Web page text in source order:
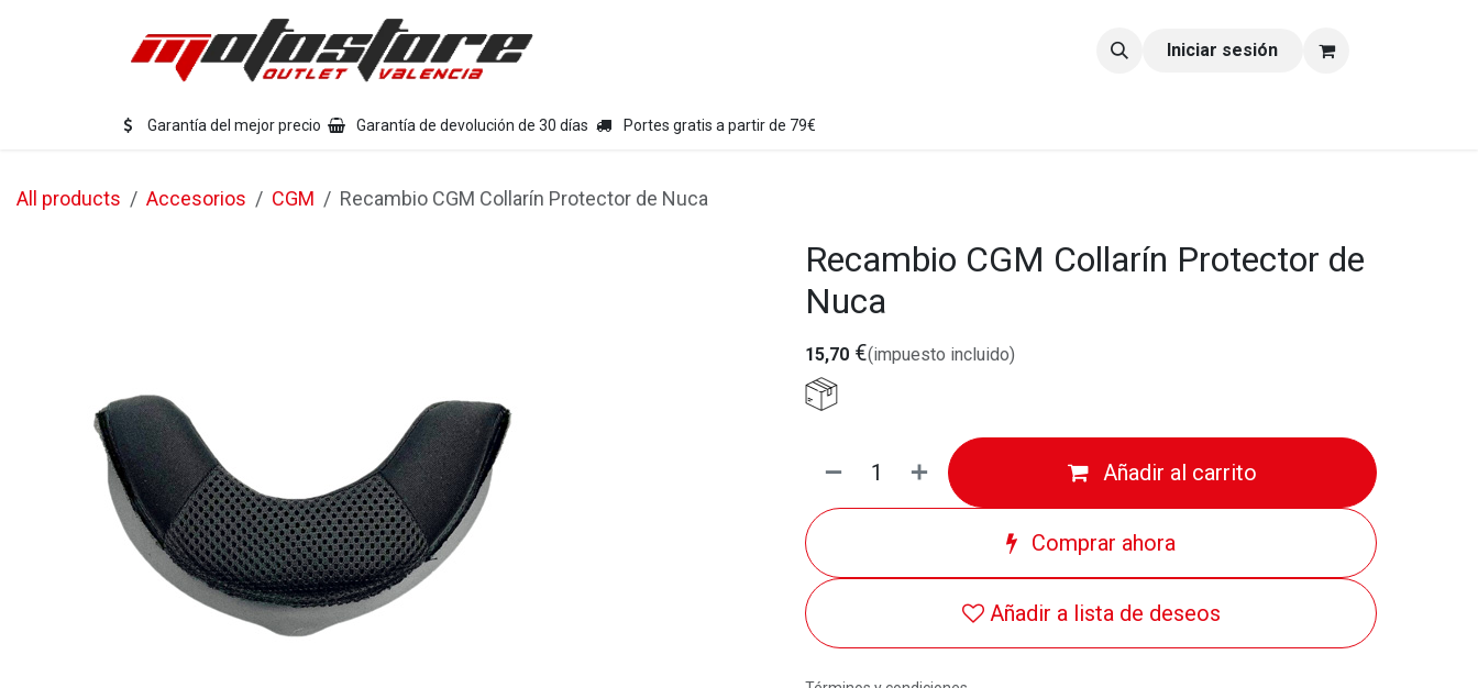
Equipamiento moto Iniciar sesión
Garantía del mejor precio Garantía de devolución de 30 días Portes gratis a partir de 79€
All products Accesorios CGM Recambio CGM Collarín Protector de Nuca
Recambio CGM Collarín Protector de
Nuca
15,70 €(impuesto incluido)
Añadir al carrito
Comprar ahora
Añadir a lista de deseos